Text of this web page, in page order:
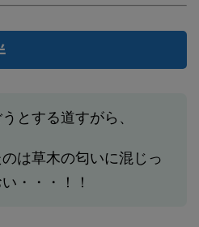
とする道すがら、
は草木の匂いに混じっ
・・・！！